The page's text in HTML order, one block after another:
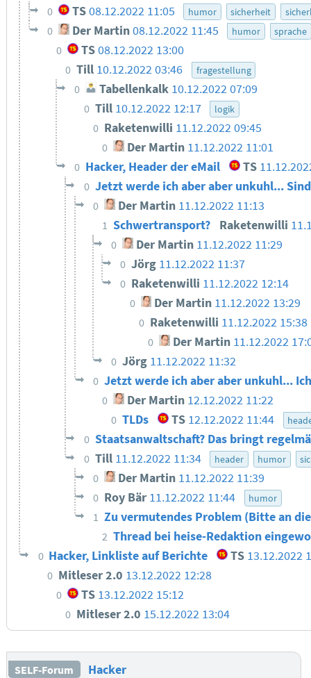
0 TS 08.12.2022 11:05 humor sicherheit
0 Der Martin 08.12.2022 11:45 humor sprache
0 TS08.12.2022 13:00
0 Till 10.12.2022 03:46 fragestellung
0 Tabellenkalk 10.12.2022 07:09
0 Till 10.12.2022 12:17 logik
0 Raketenwilli 11.12.2022 09:45
0 Der Martin 11.12.2022 11:01
0 Hacker, Header der eMail TS
0 Jetzt werde ich aber aber unkuhl...
0 Der Martin 11.12.2022 11:13
1 Schwertransport? Raketenwilli
0 Der Martin 11.12.2022 11:29
0 Jörg 11.12.2022 11:37
0 Raketenwilli 11.12.2022 12:14
0 Der Martin 11.12.2022 13:29
0 Raketenwilli 11.12.2022 15:38
0 Der Martin 11.12.2022
0 Jörg 11.12.2022 11:32
0 Jetzt werde ich aber aber unkuhl...
0 Der Martin 12.12.2022 11:22
0 TLDs TS 12.12.2022 11:44
0 Staatsanwaltschaft? Das bringt
0 Till 11.12.2022 11:34 header humor
0 Der Martin 11.12.2022 11:39
0 Roy Bär 11.12.2022 11:44 humor
1 Zu vermutendes Problem (Bitte an
2 Thread bei heise-Redaktion
0 Hacker, Linkliste auf Berichte TS 13.12.2022
0 Mitleser 2.0 13.12.2022 12:28
0 TS 13.12.2022 15:12
0 Mitleser 2.0 15.12.2022 13:04
SELF-Forum
Hacker